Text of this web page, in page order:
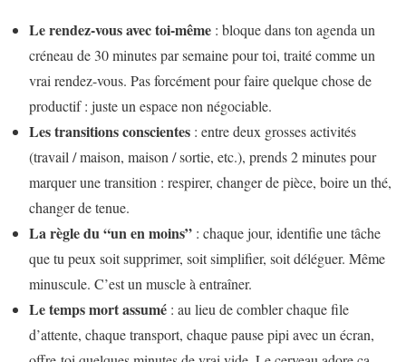
Le rendez-vous avec toi-même : bloque dans ton agenda un
créneau de 30 minutes par semaine pour toi, traité comme un
vrai rendez-vous. Pas forcément pour faire quelque chose de
productif : juste un espace non négociable.
Les transitions conscientes : entre deux grosses activités
(travail / maison, maison / sortie, etc.), prends 2 minutes pour
marquer une transition : respirer, changer de pièce, boire un thé,
changer de tenue.
La règle du “un en moins” : chaque jour, identifie une tâche
que tu peux soit supprimer, soit simplifier, soit déléguer. Même
minuscule. C’est un muscle à entraîner.
Le temps mort assumé : au lieu de combler chaque file
d’attente, chaque transport, chaque pause pipi avec un écran,